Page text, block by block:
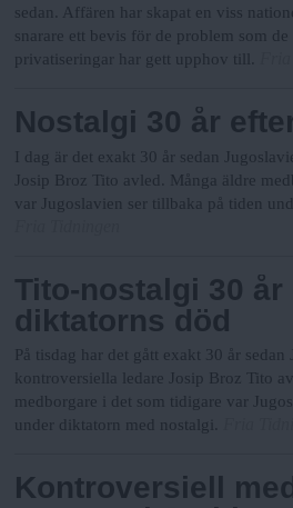
sedan. Affären har skapat en viss
snarare ett bevis för de problem som de
privatiseringar har gett upphov till.
Nostalgi 30 år
I dag är det exakt 30 år sedan
Josip Broz Tito avled. Många äldre
var Jugoslavien ser tillbaka på tiden
Tito-nostalgi 30 år
diktatorns död
På tisdag har det gått exakt 30 år sedan
kontroversiella ledare Josip Broz Tito
medborgare i det som tidigare var
under diktatorn med nostalgi.
Kontroversiell